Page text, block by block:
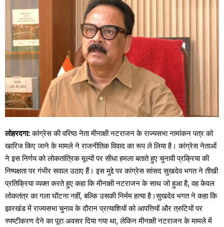
लोहरदगा:कांग्रेस की वरिष्ठ नेता मीनाक्षी नटराजन के राज्यसभा नामांकन पत्र को
खारिज किए जाने के मामले ने राजनीतिक विवाद का रूप ले लिया है। कांग्रेस नेताओं
ने इस निर्णय को लोकतांत्रिक मूल्यों पर सीधा हमला बताते हुए चुनावी प्रक्रिया की
निष्पक्षता पर गंभीर सवाल उठाए हैं। इस मुद्दे पर कांग्रेस सांसद सुखदेव भगत ने तीखी
प्रतिक्रिया व्यक्त करते हुए कहा कि मीनाक्षी नटराजन के साथ जो हुआ है, वह केवल
लोकतंत्र का गला घोंटना नहीं, बल्कि उसकी निर्मम हत्या है।सुखदेव भगत ने कहा कि
झारखंड में राज्यसभा चुनाव के दौरान प्रत्याशियों को आपत्तियों और त्रुटियों पर
स्पष्टीकरण देने का पूरा अवसर दिया गया था, लेकिन मीनाक्षी नटराजन के मामले में